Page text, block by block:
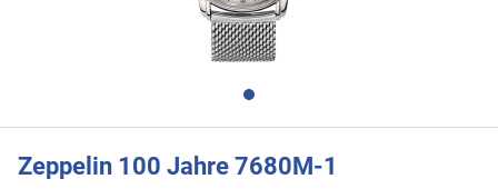
Zeppelin 100 Jahre 7680M-1